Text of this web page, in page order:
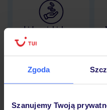
Zgoda
Szanujemy Twoją
Lider niskich cen
Hotel